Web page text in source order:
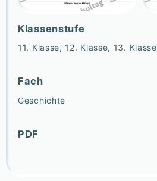
Klassenstufe
11. Klasse, 12. Klasse, 13. Klasse
Fach
Geschichte
PDF